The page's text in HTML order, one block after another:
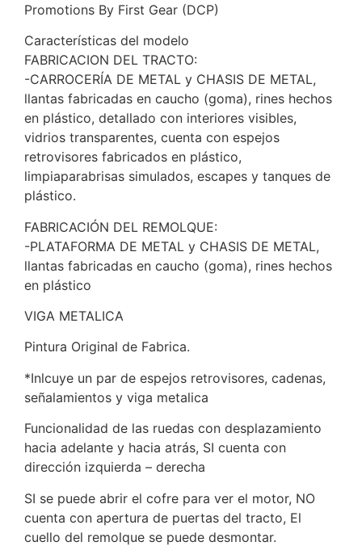
Promotions By First Gear (DCP)
Características del modelo
FABRICACION DEL TRACTO:
-CARROCERÍA DE METAL y CHASIS DE METAL,
llantas fabricadas en caucho (goma), rines hechos
en plástico, detallado con interiores visibles,
vidrios transparentes, cuenta con espejos
retrovisores fabricados en plástico,
limpiaparabrisas simulados, escapes y tanques de
plástico.
FABRICACIÓN DEL REMOLQUE:
-PLATAFORMA DE METAL y CHASIS DE METAL,
llantas fabricadas en caucho (goma), rines hechos
en plástico
VIGA METALICA
Pintura Original de Fabrica.
*Inlcuye un par de espejos retrovisores, cadenas,
señalamientos y viga metalica
Funcionalidad de las ruedas con desplazamiento
hacia adelante y hacia atrás, SI cuenta con
dirección izquierda – derecha
SI se puede abrir el cofre para ver el motor, NO
cuenta con apertura de puertas del tracto, El
cuello del remolque se puede desmontar.